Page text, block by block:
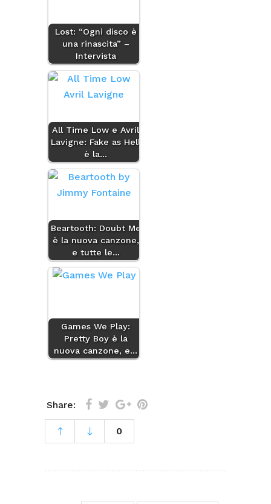
Lost: “Ogni disco è
una rinascita” –
Intervista
All Time Low e Avril
Lavigne: Fake as Hell
è la…
Beartooth: Doubt Me
è la nuova canzone,
e tutte le…
Games We Play:
Pretty Boy è la
nuova canzone, e…
Share:
0